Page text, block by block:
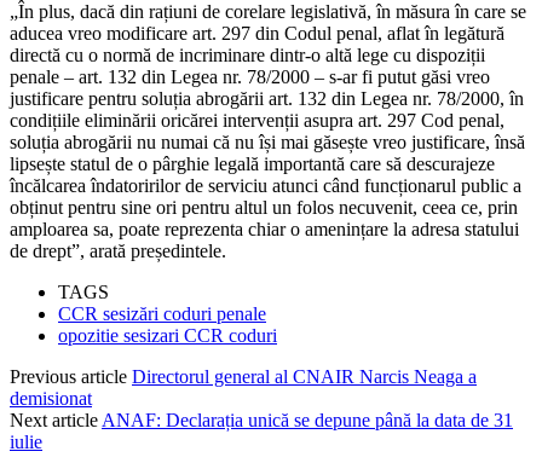
„În plus, dacă din rațiuni de corelare legislativă, în măsura în care se
aducea vreo modificare art. 297 din Codul penal, aflat în legătură
directă cu o normă de incriminare dintr-o altă lege cu dispoziții
penale – art. 132 din Legea nr. 78/2000 – s-ar fi putut găsi vreo
justificare pentru soluția abrogării art. 132 din Legea nr. 78/2000, în
condițiile eliminării oricărei intervenții asupra art. 297 Cod penal,
soluția abrogării nu numai că nu își mai găsește vreo justificare, însă
lipsește statul de o pârghie legală importantă care să descurajeze
încălcarea îndatoririlor de serviciu atunci când funcționarul public a
obținut pentru sine ori pentru altul un folos necuvenit, ceea ce, prin
amploarea sa, poate reprezenta chiar o amenințare la adresa statului
de drept”, arată președintele.
TAGS
CCR sesizări coduri penale
opozitie sesizari CCR coduri
Previous article Directorul general al CNAIR Narcis Neaga a
demisionat
Next articleANAF: Declarația unică se depune până la data de 31
iulie